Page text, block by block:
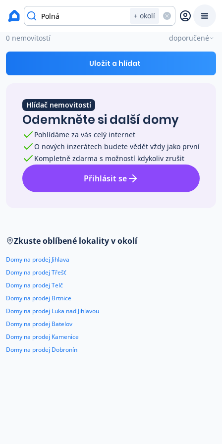
+ okolí
Chytrý odhad ceny
Ceny prodaných nemovitostí
Okamžitý výkup
Blog
Kariéra
Kontakt
okres Jihlava
Domy na prodej Polná
0 nemovitostí doporučené
Uložit a hlídat
Hlídač nemovitostí
Odemkněte si další domy
Pohlídáme za vás celý internet
O nových inzerátech budete vědět vždy jako první
Kompletně zdarma s možností kdykoliv zrušit
Přihlásit se
Zkuste oblíbené lokality v okolí
Domy na prodej Jihlava
Domy na prodej Třešť
Domy na prodej Telč
Domy na prodej Brtnice
Domy na prodej Luka nad Jihlavou
Domy na prodej Batelov
Domy na prodej Kamenice
Domy na prodej Dobronín